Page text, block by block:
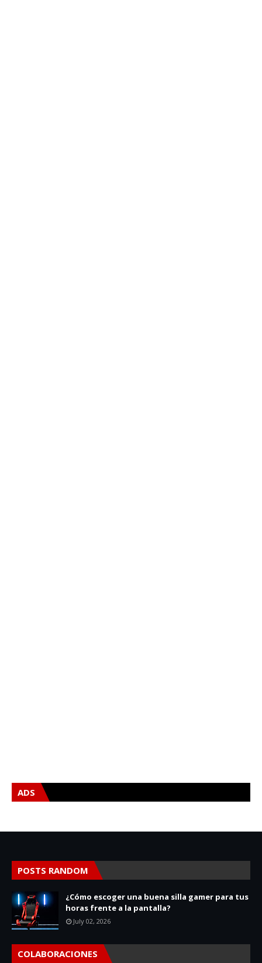
ADS
POSTS RANDOM
¿Cómo escoger una buena silla gamer para tus
horas frente a la pantalla?
July 02, 2026
COLABORACIONES